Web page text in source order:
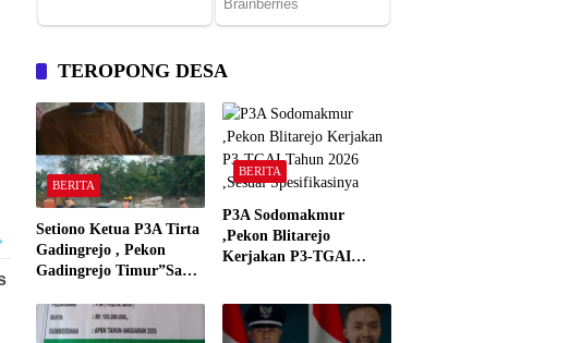
TEROPONG DESA
BERITA
Setiono Ketua P3A Tirta
Gadingrejo , Pekon
Gadingrejo Timur”Saya
Bakar Kantor Camat
Gadingrejo Tahun 2000″
BERITA
P3A Sodomakmur
,Pekon Blitarejo
Kerjakan P3-TGAI